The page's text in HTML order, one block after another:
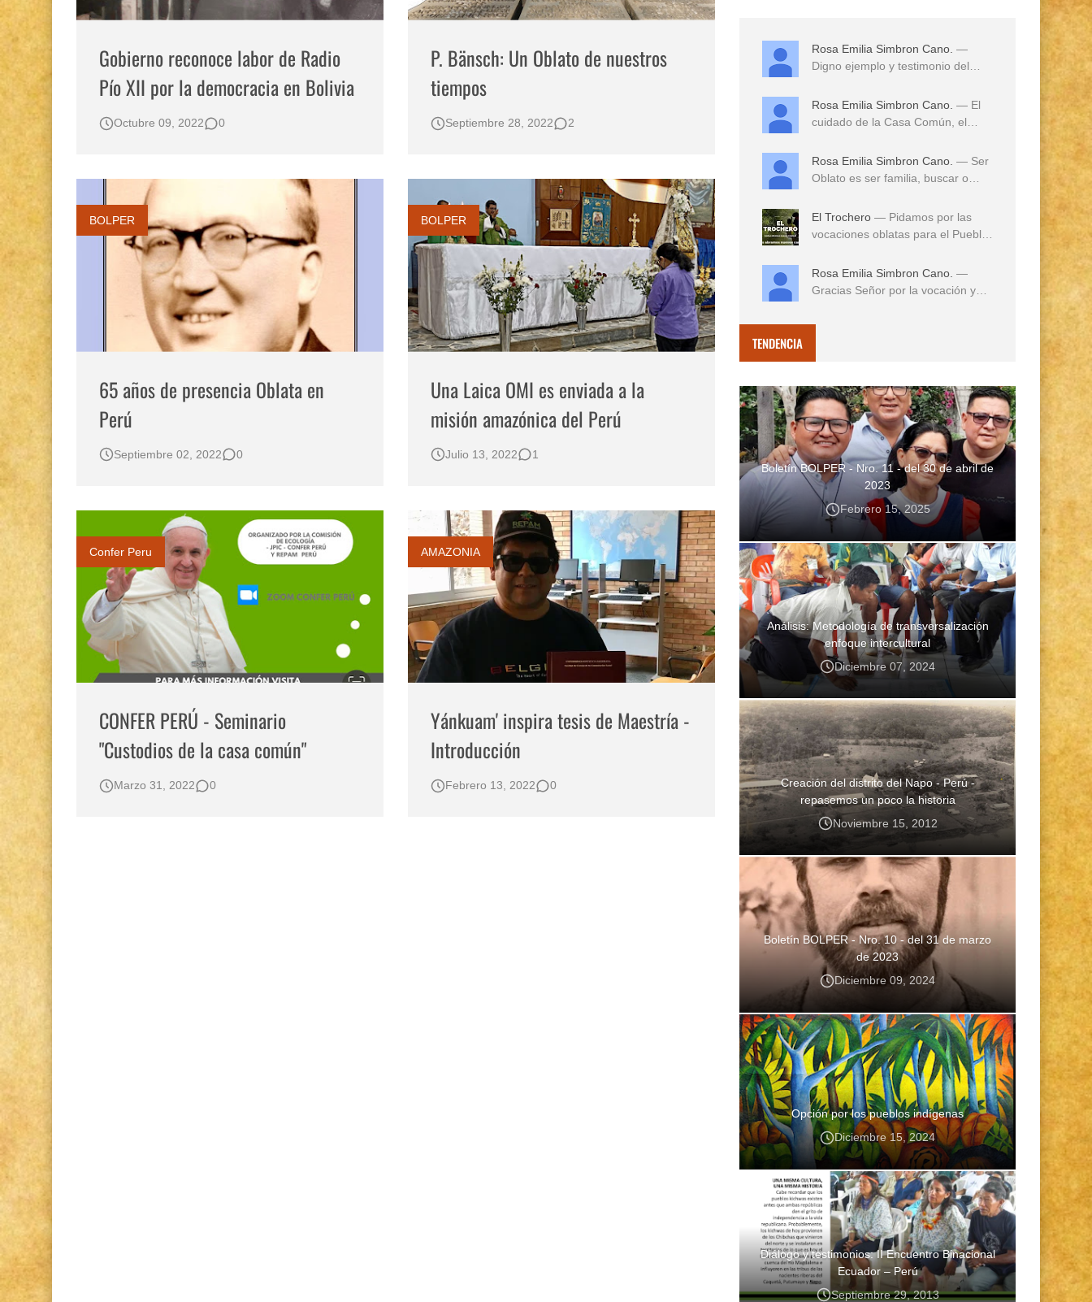
Gobierno reconoce labor de Radio
Pío XII por la democracia en Bolivia
Octubre 09, 2022 0
P. Bänsch: Un Oblato de nuestros
tiempos
Septiembre 28, 2022 2
BOLPER
65 años de presencia Oblata en
Perú
Septiembre 02, 2022 0
BOLPER
Una Laica OMI es enviada a la
misión amazónica del Perú
Julio 13, 2022 1
Confer Peru
CONFER PERÚ - Seminario
"Custodios de la casa común"
Marzo 31, 2022 0
AMAZONIA
Yánkuam' inspira tesis de Maestría -
Introducción
Febrero 13, 2022 0
Rosa Emilia Simbron Cano. —
Digno ejemplo y testimonio del
Rosa Emilia Simbron Cano. — El
cuidado de la Casa Común, el
Rosa Emilia Simbron Cano. — Ser
Oblato es ser familia, buscar o
El Trochero — Pidamos por las
vocaciones oblatas para el Pueblo
Rosa Emilia Simbron Cano. —
Gracias Señor por la vocación y
TENDENCIA
Boletín BOLPER - Nro. 11 - del 30 de abril de
2023
Febrero 15, 2025
Análisis: Metodología de transversalización
enfoque intercultural
Diciembre 07, 2024
Creación del distrito del Napo - Perú -
repasemos un poco la historia
Noviembre 15, 2012
Boletín BOLPER - Nro. 10 - del 31 de marzo
de 2023
Diciembre 09, 2024
Opción por los pueblos indígenas
Diciembre 15, 2024
Diálogo y testimonios: II Encuentro Binacional
Ecuador – Perú
Septiembre 29, 2013